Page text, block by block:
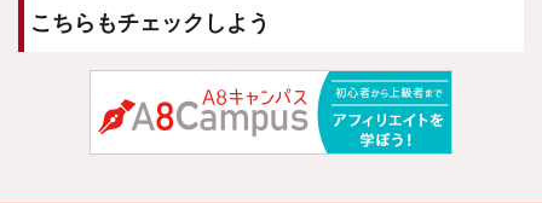
こちらもチェックしよう